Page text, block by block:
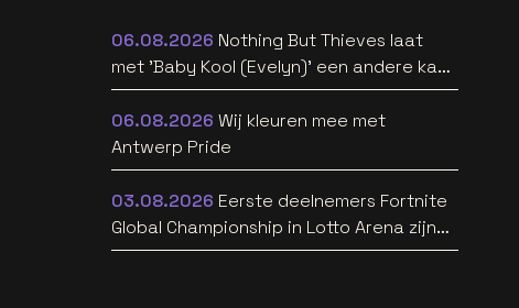
06.08.2026 Nothing But Thieves laat
met 'Baby Kool (Evelyn)' een andere kant
van zich horen [video]
06.08.2026 Wij kleuren mee met
Antwerp Pride
03.08.2026 Eerste deelnemers Fortnite
Global Championship in Lotto Arena zijn
bekend